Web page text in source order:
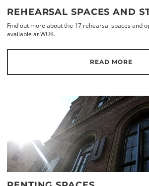
REHEARSAL SPACES AND
Find out more about the 17 rehearsal spaces and
available at WUK.
READ MORE